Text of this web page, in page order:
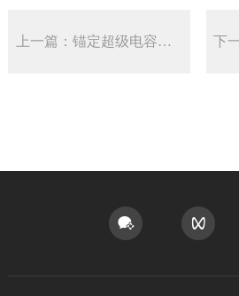
上一篇：锚定超级电容中心技能 金时科技以全工业链自主可控拓荒储能价值竞赛新赛道